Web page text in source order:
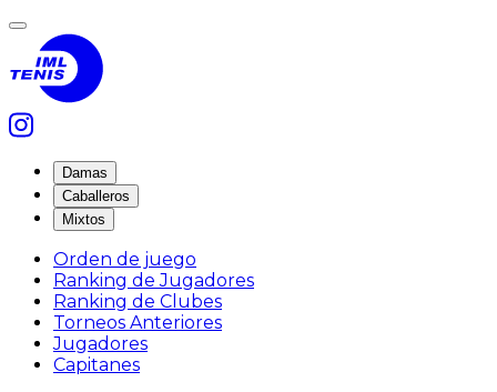
Damas
Caballeros
Mixtos
Orden de juego
Ranking de Jugadores
Ranking de Clubes
Torneos Anteriores
Jugadores
Capitanes